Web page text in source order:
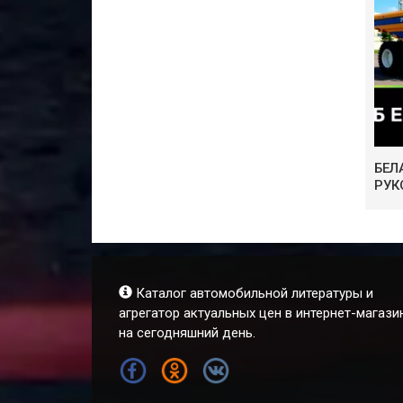
Каталог автомобильной литературы и
агрегатор актуальных цен в интернет-
на сегодняшний день.
FB OK VK